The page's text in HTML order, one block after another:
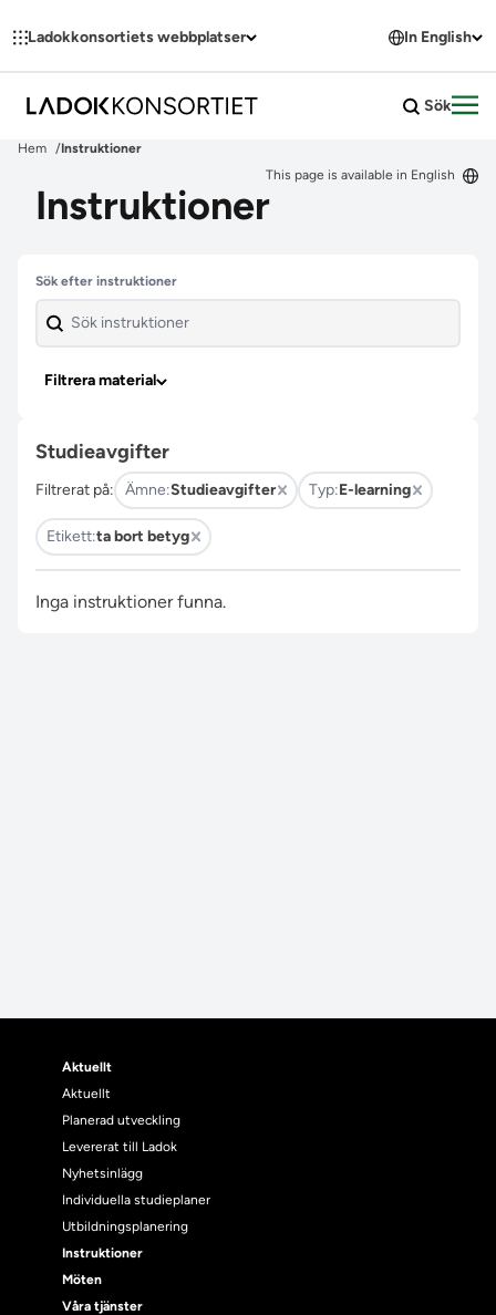
Ladokkonsortiets webbplatser In English
Sök
Hem
Instruktioner
This page is available in English
Instruktioner
Hoppa över filter
Sök efter instruktioner
Filtrera material
Studieavgifter
Filtrerat på: Ämne:Studieavgifter Typ:E-learning
Etikett:ta bort betyg
Inga instruktioner funna.
Aktuellt
Aktuellt
Planerad utveckling
Levererat till Ladok
Nyhetsinlägg
Individuella studieplaner
Utbildningsplanering
Instruktioner
Möten
Våra tjänster